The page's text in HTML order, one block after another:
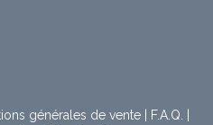
générales de vente| F.A.Q.